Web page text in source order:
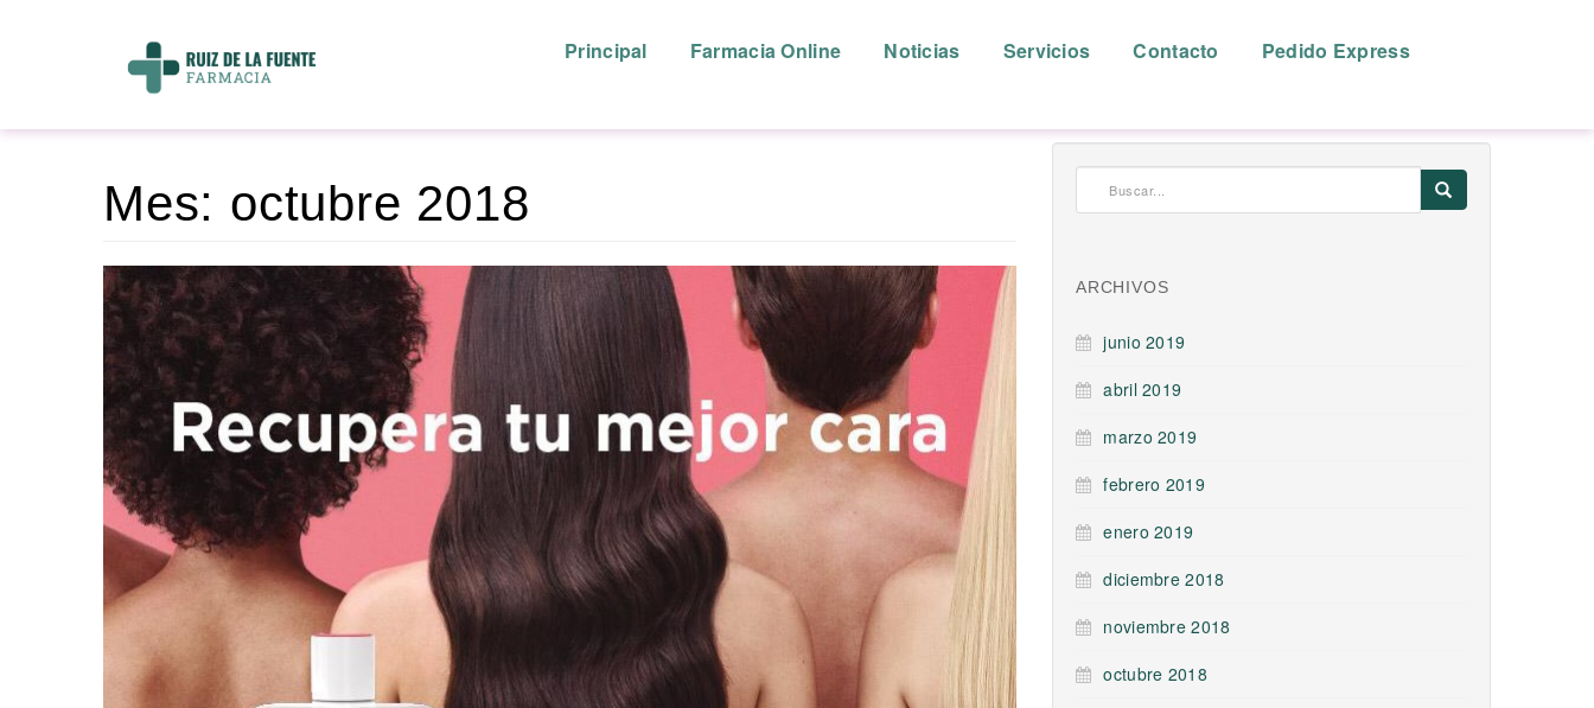
Principal Farmacia Online Noticias Servicios Contacto Pedido Express
Mes: octubre 2018
ARCHIVOS
junio 2019
abril 2019
marzo 2019
febrero 2019
enero 2019
diciembre 2018
noviembre 2018
octubre 2018